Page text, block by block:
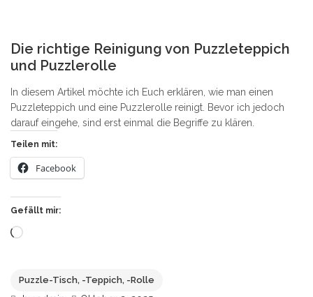
Die richtige Reinigung von Puzzleteppich
und Puzzlerolle
In diesem Artikel möchte ich Euch erklären, wie man einen
Puzzleteppich und eine Puzzlerolle reinigt. Bevor ich jedoch
darauf eingehe, sind erst einmal die Begriffe zu klären.
Teilen mit:
Facebook
Gefällt mir:
Wird
Puzzle-Tisch, -Teppich, -Rolle